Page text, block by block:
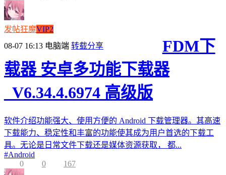
发帖狂魔VIP2
08-07 16:13 电脑端 转载分享
FDM下
载器 安卓多功能下载器
_V6.34.4.6974 高级版
软件介绍功能强大、使用方便的 Android 下载管理器。其高速
下载能力、稳定性和丰富的功能使其成为用户首选的下载工
具。无论是日常文件下载还是媒体资源获取， 都...
#Android
0
0 167